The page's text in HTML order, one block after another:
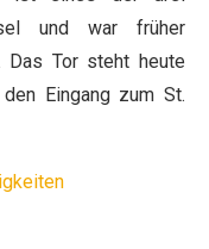
und war früher
Das Tor steht heute
Eingang zum St.